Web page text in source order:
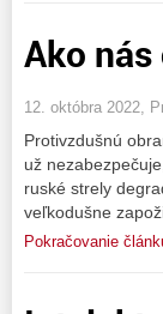
Ako
12. októbra 2022,
Protivzdušnú
už
ruské strely
veľkodušne
Pokračovanie